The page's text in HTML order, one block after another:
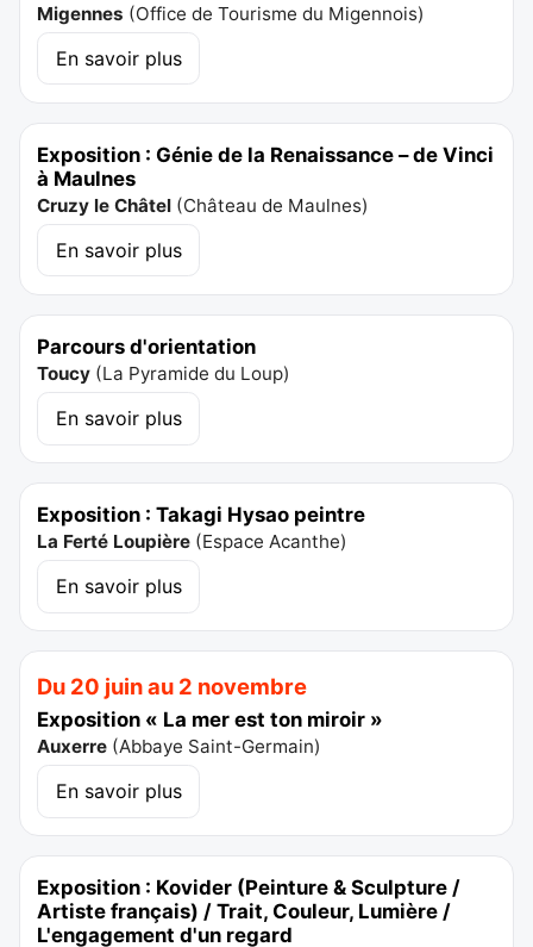
Migennes (Office de Tourisme du Migennois)
En savoir plus
Exposition : Génie de la Renaissance – de Vinci
à Maulnes
Cruzy le Châtel (Château de Maulnes)
En savoir plus
Parcours d'orientation
Toucy (La Pyramide du Loup)
En savoir plus
Exposition : Takagi Hysao peintre
La Ferté Loupière (Espace Acanthe)
En savoir plus
Du 20 juin au 2 novembre
Exposition « La mer est ton miroir »
Auxerre (Abbaye Saint-Germain)
En savoir plus
Exposition : Kovider (Peinture & Sculpture /
Artiste français) / Trait, Couleur, Lumière /
L'engagement d'un regard